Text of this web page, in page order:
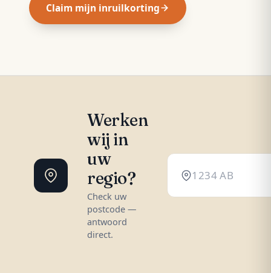
Claim mijn inruilkorting
Werken
wij in
uw
regio?
Check uw
postcode —
antwoord
direct.